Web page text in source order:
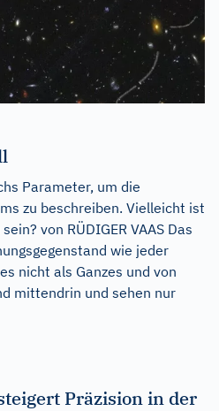
Parameter, um die
zu beschreiben. Vielleicht ist
von RÜDIGER VAAS Das
wie jeder
nicht als Ganzes und von
mittendrin und sehen nur
Präzision in der